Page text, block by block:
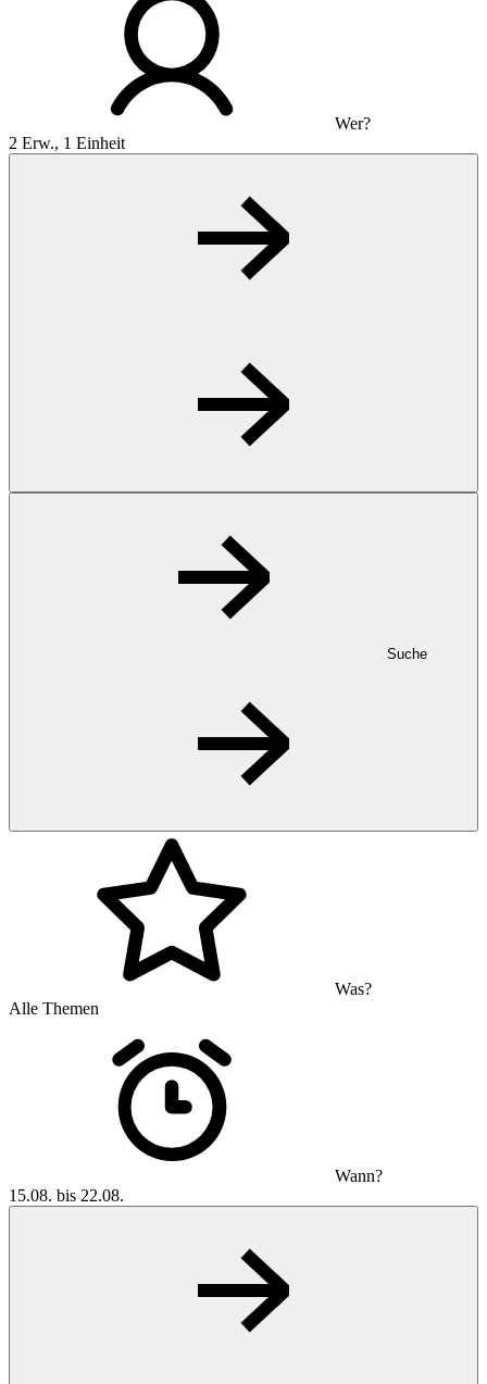
Wer?
2 Erw., 1 Einheit
Suche
Was?
Alle Themen
Wann?
15.08. bis 22.08.